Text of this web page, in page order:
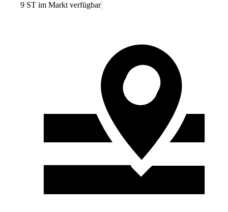
9 ST im Markt verfügbar